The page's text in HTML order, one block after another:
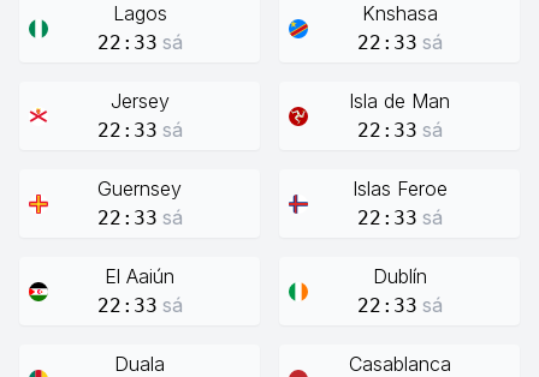
Lagos
22:33 sá
Knshasa
22:33 sá
Jersey
22:33 sá
Isla de Man
22:33 sá
Guernsey
22:33 sá
Islas Feroe
22:33 sá
El Aaiún
22:33 sá
Dublín
22:33 sá
Duala Casablanca